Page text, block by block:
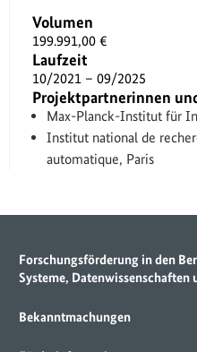
Volumen
199.991,00 €
Laufzeit
10/2021 – 09/2025
Projektpartnerinnen
Max-Planck-Institut für
Institut national de
automatique, Paris
Forschungsförderung in den
Systeme,
Bekanntmachungen